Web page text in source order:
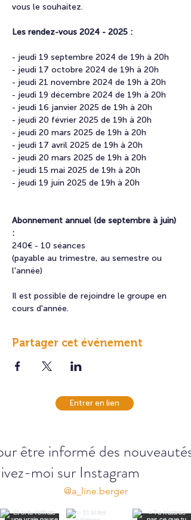
vous le souhaitez.
Les rendez-vous 2024 - 2025 :
- jeudi 19 septembre 2024 de 19h à 20h
- jeudi 17 octobre 2024 de 19h à 20h
- jeudi 21 novembre 2024 de 19h à 20h
- jeudi 19 décembre 2024 de 19h à 20h
- jeudi 16 janvier 2025 de 19h à 20h
- jeudi 20 février 2025 de 19h à 20h
- jeudi 20 mars 2025 de 19h à 20h
- jeudi 17 avril 2025 de 19h à 20h
- jeudi 20 mars 2025 de 19h à 20h
- jeudi 15 mai 2025 de 19h à 20h
- jeudi 19 juin 2025 de 19h à 20h
Abonnement annuel (de septembre à juin)
:
240€ - 10 séances
(payable au trimestre, au semestre ou
l'année)
​Il est possible de rejoindre le groupe en
cours d'année.
Partager cet événement
Entrer en lien
être informé des
moi sur Instagram
@a_line.berger